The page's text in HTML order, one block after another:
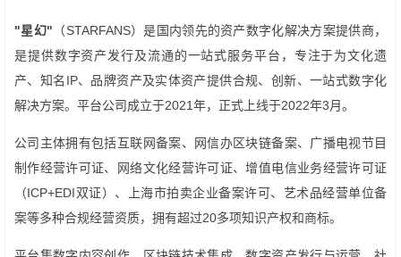
"星幻" （STARFANS）是国内领先的资产数字化解决方案提供商，
是提供数字资产发行及流通的一站式服务平台，专注于为文化遗
产、知名IP、品牌资产及实体资产提供合规、创新、一站式数字化
解决方案。平台公司成立于2021年，正式上线于2022年3月。
公司主体拥有包括互联网备案、网信办区块链备案、广播电视节目
制作经营许可证、网络文化经营许可证、增值电信业务经营许可证
（ICP+EDI双证）、上海市拍卖企业备案许可、艺术品经营单位备
案等多种合规经营资质，拥有超过20多项知识产权和商标。